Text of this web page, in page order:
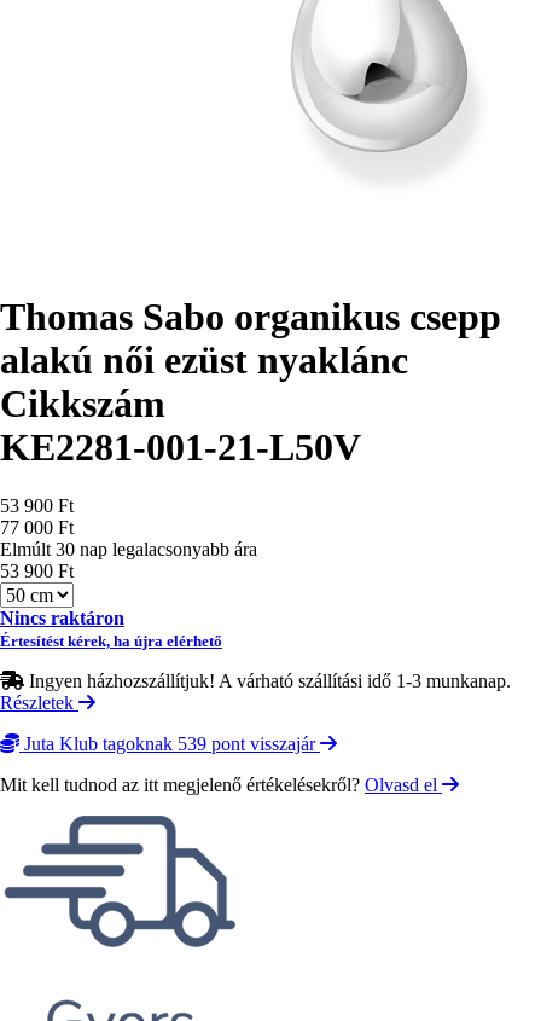
Thomas Sabo organikus csepp
alakú női ezüst nyaklánc
Cikkszám
KE2281-001-21-L50V
Ár
53 900 Ft
77 000 Ft
Elmúlt 30 nap legalacsonyabb ára
53 900 Ft
Méret
Nincs raktáron
Értesítést kérek, ha újra elérhető
Ingyen házhozszállítjuk! A várható szállítási idő 1-3 munkanap.
Részletek
Juta Klub tagoknak 539 pont visszajár
Mit kell tudnod az itt megjelenő értékelésekről? Olvasd el